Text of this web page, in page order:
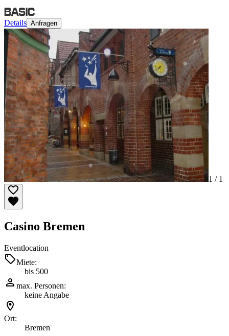
Details Anfragen
1 / 1
Casino Bremen
Eventlocation
Miete:
bis 500
max. Personen:
keine Angabe
Ort:
Bremen